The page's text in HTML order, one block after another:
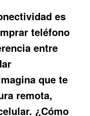
es
teléfono
entre
que te
remota,
¿Cómo